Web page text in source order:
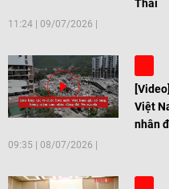
Thai
11:24 09/07/2026
Việt
nhân
09:35 08/07/2026